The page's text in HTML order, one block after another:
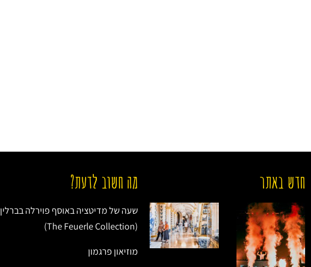
חדש באתר מה חשוב לדעת?
שעה של מדיטציה באוסף פוירלה בברלין
(The Feuerle Collection)
מוזיאון פרגמון